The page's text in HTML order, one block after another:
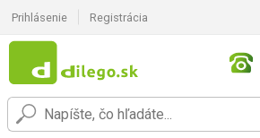
Prihlásenie Registrácia